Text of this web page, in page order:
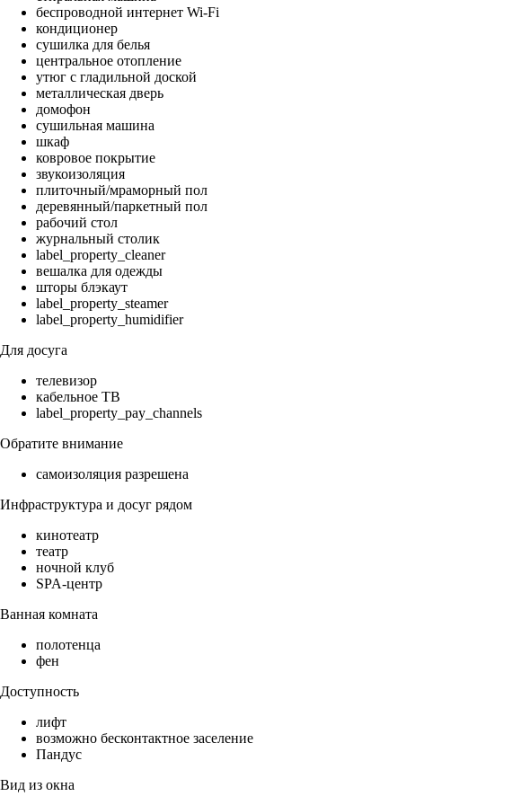
беспроводной интернет Wi-Fi
кондиционер
сушилка для белья
центральное отопление
утюг с гладильной доской
металлическая дверь
домофон
сушильная машина
шкаф
ковровое покрытие
звукоизоляция
плиточный/мраморный пол
деревянный/паркетный пол
рабочий стол
журнальный столик
label_property_cleaner
вешалка для одежды
шторы блэкаут
label_property_steamer
label_property_humidifier
Для досуга
телевизор
кабельное ТВ
label_property_pay_channels
Обратите внимание
самоизоляция разрешена
Инфраструктура и досуг рядом
кинотеатр
театр
ночной клуб
SPA-центр
Ванная комната
полотенца
фен
Доступность
лифт
возможно бесконтактное заселение
Пандус
Вид из окна